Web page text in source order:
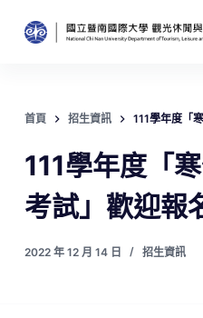
跳
至
內
首頁 招生資訊 111學年度「
111學年度「
考試」歡迎報
2022 年 12 月 14 日 招生資訊